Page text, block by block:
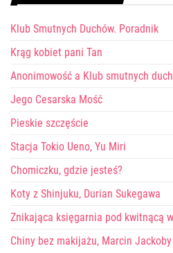
Klub Smutnych Duchów. Poradnik
Krąg kobiet pani Tan
Anonimowość a Klub smutnych
Jego Cesarska Mość
Pieskie szczęście
Stacja Tokio Ueno, Yu Miri
Chomiczku, gdzie jesteś?
Koty z Shinjuku, Durian Sukegawa
Znikająca księgarnia pod kwitnącą
Chiny bez makijażu, Marcin Jackoby